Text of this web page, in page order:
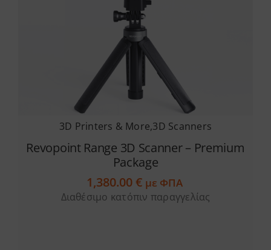
3D Printers & More,3D Scanners
Revopoint Range 3D Scanner – Premium
Package
1,380.00€ με ΦΠΑ
Διαθέσιμο κατόπιν παραγγελίας